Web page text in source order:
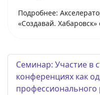
Подробнее:
«Создавай.
Семинар: Участие в
конференциях как
профессионального